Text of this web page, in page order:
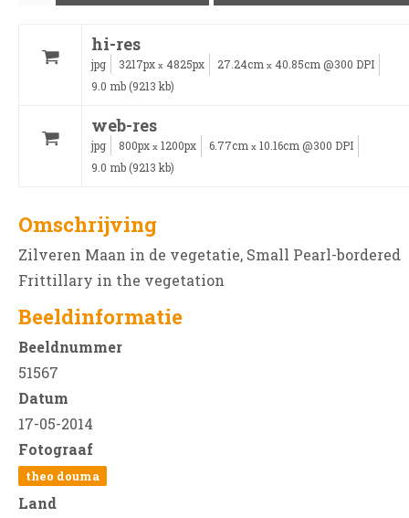
hi-res
jpg 3217px x 4825px 27.24cm x 40.85cm @300 DPI
9.0 mb (9213 kb)
web-res
jpg 800px x 1200px 6.77cm x 10.16cm @300 DPI
9.0 mb (9213 kb)
Omschrijving
Zilveren Maan in de vegetatie, Small Pearl-bordered
Frittillary in the vegetation
Beeldinformatie
Beeldnummer
51567
Datum
17-05-2014
Fotograaf
theo douma
Land